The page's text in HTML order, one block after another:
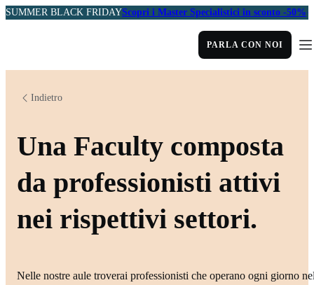
SUMMER BLACK FRIDAYScopri i Master Specialistici in sconto -50%
PARLA CON NOI
Indietro
Una Faculty composta
da professionisti attivi
nei rispettivi settori.
Nelle nostre aule troverai professionisti che operano ogni giorno